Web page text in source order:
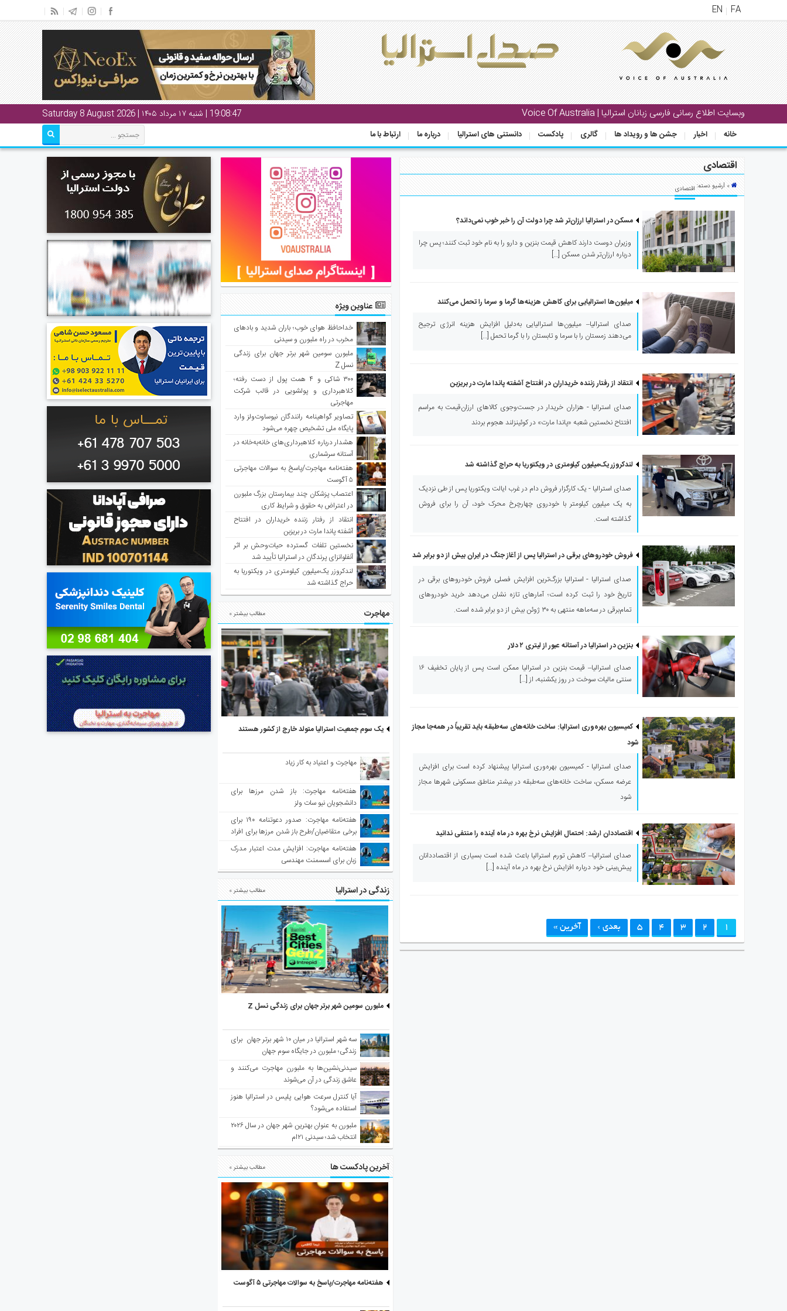
FA
EN
وبسایت اطلاع رسانی فارسی زبانان استرالیا | Voice Of Australia 19:08:48 | شنبه ۱۷ مرداد ۱۴۰۵ | Saturday 8 August 2026
خانه اخبار جشن ها و رویداد ها گالری پادکست دانستنی های استرالیا درباره ما ارتباط با ما
منوی
اصلی
خانه
جشن
و
اقتصادی
» آرشیو دسته: اقتصادی
مسکن در استرالیا ارزان‌تر شد چرا دولت آن را خبر خوب نمی‌داند؟
وزیران دوست دارند کاهش قیمت بنزین و دارو را به نام خود ثبت کنند؛ پس چرا
درباره ارزان‌تر شدن مسکن […]
میلیون‌ها استرالیایی برای کاهش هزینه‌ها گرما و سرما را تحمل می‌کنند
صدای استرالیا– میلیون‌ها استرالیایی به‌دلیل افزایش هزینه انرژی ترجیح
می‌دهند زمستان را با سرما و تابستان را با گرما تحمل […]
انتقاد از رفتار زننده خریداران در افتتاح آشفته پاندا مارت در بریزبن
صدای استرالیا - هزاران خریدار در جست‌وجوی کالاهای ارزان‌قیمت به مراسم
افتتاح نخستین شعبه «پاندا مارت» در کوئینزلند هجوم بردند
لندکروزر یک‌میلیون کیلومتری در ویکتوریا به حراج گذاشته شد
صدای استرالیا - یک کارگزار فروش دام در غرب ایالت ویکتوریا پس از طی نزدیک
به یک میلیون کیلومتر با خودروی چهارچرخ محرک خود، آن را برای فروش
گذاشته است.
فروش خودروهای برقی در استرالیا پس از آغاز جنگ در ایران بیش از دو برابر شد
صدای استرالیا - استرالیا بزرگ‌ترین افزایش فصلی فروش خودروهای برقی در
تاریخ خود را ثبت کرده است؛ آمارهای تازه نشان می‌دهد خرید خودروهای
تمام‌برقی در سه‌ماهه منتهی به ۳۰ ژوئن بیش از دو برابر شده است.
بنزین در استرالیا در آستانه عبور از لیتری ۲ دلار
صدای استرالیا– قیمت بنزین در استرالیا ممکن است پس از پایان تخفیف ۱۶
سنتی مالیات سوخت در روز یکشنبه، از […]
کمیسیون بهره‌وری استرالیا: ساخت خانه‌های سه‌طبقه باید تقریباً در همه‌جا مجاز
شود
صدای استرالیا - کمیسیون بهره‌وری استرالیا پیشنهاد کرده است برای افزایش
عرضه مسکن، ساخت خانه‌های سه‌طبقه در بیشتر مناطق مسکونی شهرها مجاز
شود
اقتصاددان ارشد: احتمال افزایش نرخ بهره در ماه آینده را منتفی ندانید
صدای استرالیا– کاهش تورم استرالیا باعث شده است بسیاری از اقتصاددانان
پیش‌بینی خود درباره افزایش نرخ بهره در ماه آینده […]
1
2
3
4
5 بعدی › آخرین »
عناوین ویژه
خداحافظ هوای خوب؛ باران شدید و بادهای
مخرب در راه ملبورن و سیدنی
ملبورن سومین شهر برتر جهان برای زندگی
نسل Z
۳۰۰ شاکی و ۴ همت پول از دست رفته؛
کلاهبرداری و پولشویی در قالب شرکت
مهاجرتی
تصاویر گواهینامه رانندگان نیوساوت‌ولز وارد
پایگاه ملی تشخیص چهره می‌شود
هشدار درباره کلاهبرداری‌های خانه‌به‌خانه در
آستانه سرشماری
هفته‌نامه مهاجرت/پاسخ به سوالات مهاجرتی
۵ آگوست
اعتصاب پزشکان چند بیمارستان بزرگ ملبورن
در اعتراض به حقوق و شرایط کاری
انتقاد از رفتار زننده خریداران در افتتاح
آشفته پاندا مارت در بریزبن
نخستین تلفات گسترده حیات‌وحش بر اثر
آنفلوانزای پرندگان در استرالیا تأیید شد
لندکروزر یک‌میلیون کیلومتری در ویکتوریا به
حراج گذاشته شد
مهاجرت مطالب بیشتر »
یک سوم جمعیت استرالیا متولد خارج از کشور هستند
مهاجرت و اعتیاد به کار زیاد
هفته‌نامه مهاجرت: باز شدن مرزها برای
دانشجویان نیو سات ولز
هفته‌نامه مهاجرت: صدور دعوتنامه ۱۹۰ برای
برخی متقاضیان/طرح باز شدن مرزها برای افراد
واکسینه شده
هفته‌نامه مهاجرت: افزایش مدت اعتبار مدرک
زبان برای اسسمنت مهندسی
زندگی در استرالیا مطالب بیشتر »
ملبورن سومین شهر برتر جهان برای زندگی نسل Z
سه شهر استرالیا در میان ۱۰ شهر برتر جهان برای
زندگی؛ ملبورن در جایگاه سوم جهان
سیدنی‌نشین‌ها به ملبورن مهاجرت می‌کنند و
عاشق زندگی در آن می‌شوند
آیا کنترل سرعت هوایی پلیس در استرالیا هنوز
استفاده می‌شود؟
ملبورن به عنوان بهترین شهر جهان در سال ۲۰۲۶
انتخاب شد؛ سیدنی ۲۱‌ام
آخرین پادکست ها مطالب بیشتر »
هفته‌نامه مهاجرت/پاسخ به سوالات مهاجرتی ۵ آگوست